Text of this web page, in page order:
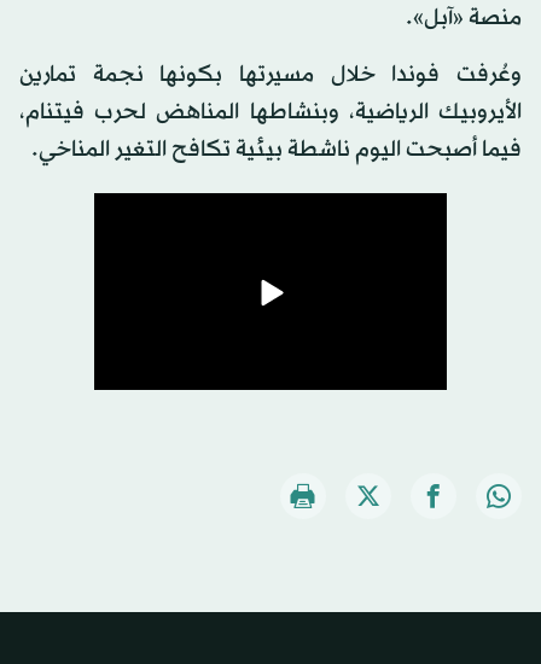
منصة «آبل».
وعُرفت فوندا خلال مسيرتها بكونها نجمة تمارين
الأيروبيك الرياضية، وبنشاطها المناهض لحرب فيتنام،
فيما أصبحت اليوم ناشطة بيئية تكافح التغير المناخي.